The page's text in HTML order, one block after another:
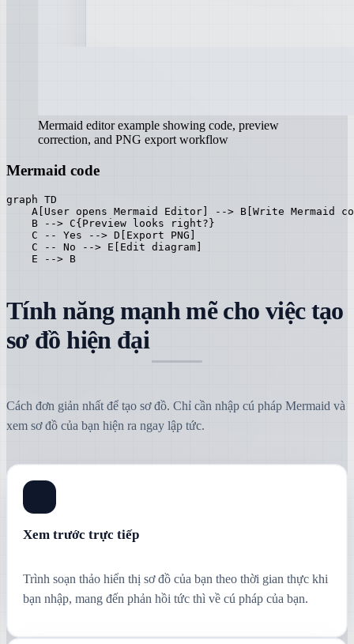
Mermaid editor example showing code, preview
correction, and PNG export workflow
Mermaid code
graph TD
A[User opens Mermaid Editor] --> B[Write Mermaid
    B --> C{Preview looks right?}
    C -- Yes --> D[Export PNG]
    C -- No --> E[Edit diagram]
    E --> B
Tính năng mạnh mẽ cho việc tạo
sơ đồ hiện đại
Cách đơn giản nhất để tạo sơ đồ. Chỉ cần nhập cú pháp Mermaid và
xem sơ đồ của bạn hiện ra ngay lập tức.
Xem trước trực tiếp
Trình soạn thảo hiển thị sơ đồ của bạn theo thời gian thực khi
bạn nhập, mang đến phản hồi tức thì về cú pháp của bạn.